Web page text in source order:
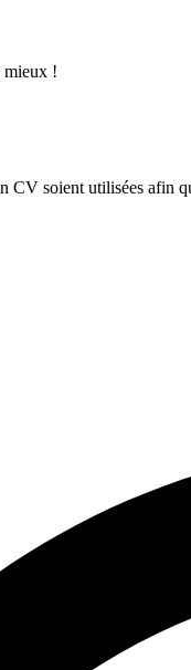
mieux !
CV soient utilisées